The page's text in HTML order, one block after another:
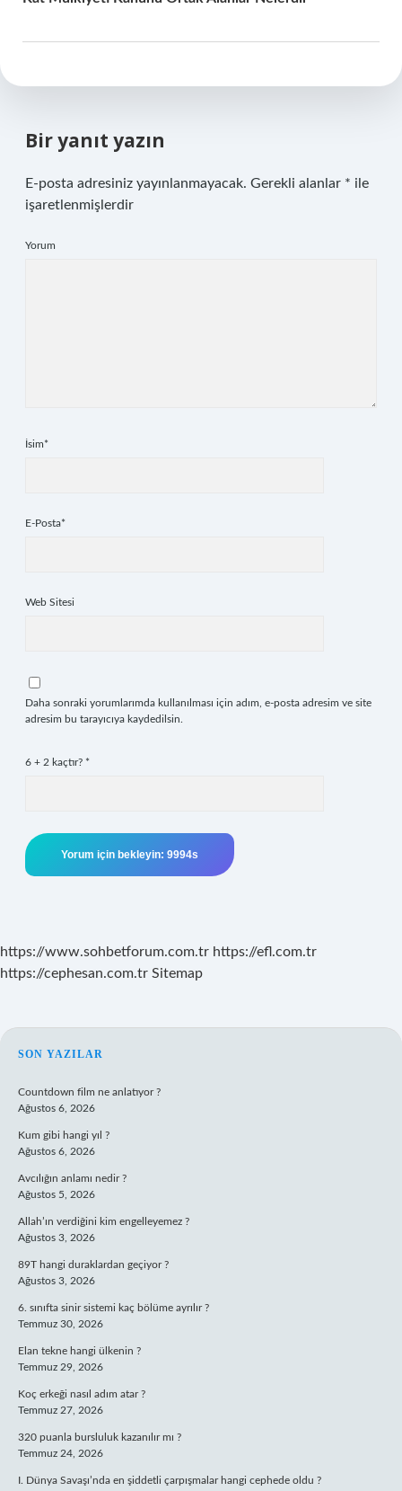
Bir yanıt yazın
E-posta adresiniz yayınlanmayacak. Gerekli alanlar * ile
işaretlenmişlerdir
Yorum
İsim*
E-Posta*
Web Sitesi
Daha sonraki yorumlarımda kullanılması için adım, e-posta adresim ve site
adresim bu tarayıcıya kaydedilsin.
6 + 2 kaçtır? *
https://www.sohbetforum.com.tr https://efl.com.tr
https://cephesan.com.tr Sitemap
SIDEBAR
SON YAZILAR
Countdown film ne anlatıyor ?
Ağustos 6, 2026
Kum gibi hangi yıl ?
Ağustos 6, 2026
Avcılığın anlamı nedir ?
Ağustos 5, 2026
Allah’ın verdiğini kim engelleyemez ?
Ağustos 3, 2026
89T hangi duraklardan geçiyor ?
Ağustos 3, 2026
6. sınıfta sinir sistemi kaç bölüme ayrılır ?
Temmuz 30, 2026
Elan tekne hangi ülkenin ?
Temmuz 29, 2026
Koç erkeği nasıl adım atar ?
Temmuz 27, 2026
320 puanla bursluluk kazanılır mı ?
Temmuz 24, 2026
I. Dünya Savaşı’nda en şiddetli çarpışmalar hangi cephede oldu ?